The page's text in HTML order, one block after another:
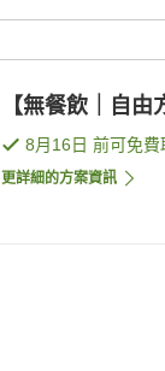
【無餐飲｜自
8月16日 前可免費
更詳細的方案資訊